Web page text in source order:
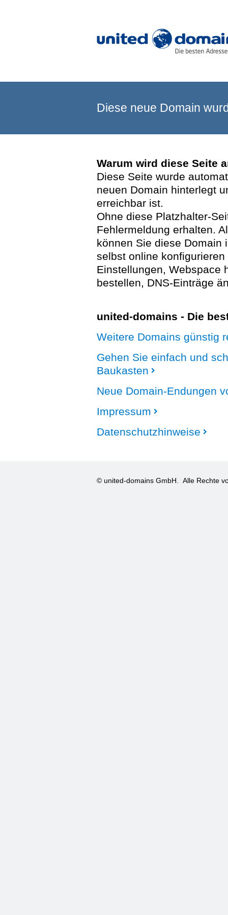
Diese neue Domain
Warum wird diese Seite
Diese Seite wurde
neuen Domain hinterlegt
erreichbar ist.
Ohne diese Platzhalter-
Fehlermeldung erhalten.
können Sie diese Domain
selbst online
Einstellungen, Webspace
bestellen, DNS-Einträge
united-domains - Die
Weitere Domains günstig
Gehen Sie einfach und
Baukasten
Neue Domain-Endungen
Impressum
Datenschutzhinweise
© united-domains GmbH. Alle Rechte